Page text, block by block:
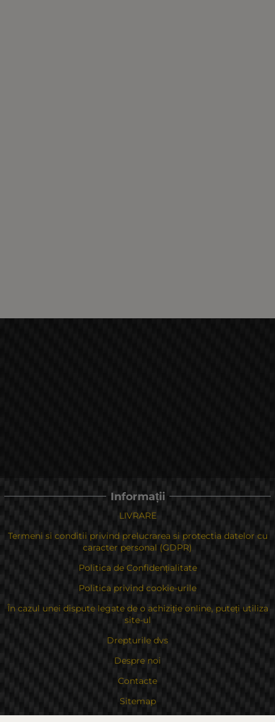
Informații
LIVRARE
Termeni si conditii privind prelucrarea si protectia datelor cu
caracter personal (GDPR)
Politica de Confidențialitate
Politica privind cookie-urile
În cazul unei dispute legate de o achiziție online, puteți utiliza
site-ul
Drepturile dvs
Despre noi
Contacte
Sitemap